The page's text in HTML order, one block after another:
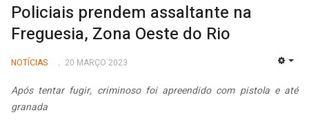
Policiais prendem assaltante na
Freguesia, Zona Oeste do Rio
NOTÍCIAS 20 MARÇO 2023
Após tentar fugir, criminoso foi apreendido com pistola e até
granada